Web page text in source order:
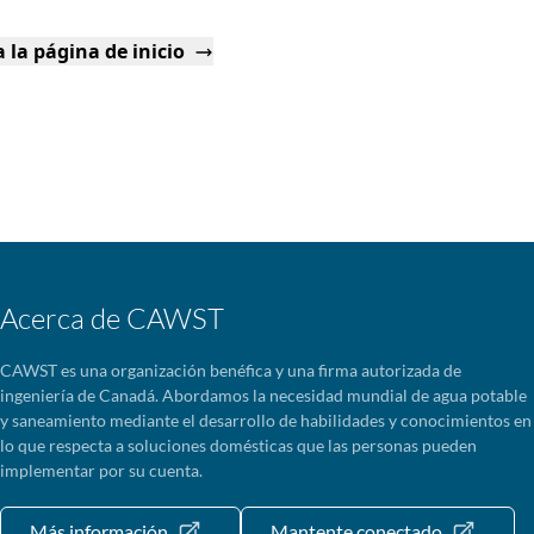
la página de inicio
Acerca de CAWST
CAWST es una organización benéfica y una firma autorizada de
ingeniería de Canadá. Abordamos la necesidad mundial de agua potable
y saneamiento mediante el desarrollo de habilidades y conocimientos en
lo que respecta a soluciones domésticas que las personas pueden
implementar por su cuenta.